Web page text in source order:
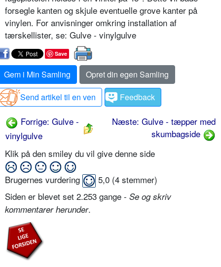
forsegle kanten og skjule eventuelle grove kanter på
vinylen. For anvisninger omkring installation af
tærskellister, se: Gulve - vinylgulve
Save
Gem i Min Samling
Opret din egen Samling
Send artikel til en ven
Feedback
Forrige: Gulve -
vinylgulve
Næste: Gulve - tæpper med
skumbagside
Klik på den smiley du vil give denne side
Brugernes vurdering 5,0 (4 stemmer)
Siden er blevet set 2.253 gange - Se og skriv
kommentarer herunder.